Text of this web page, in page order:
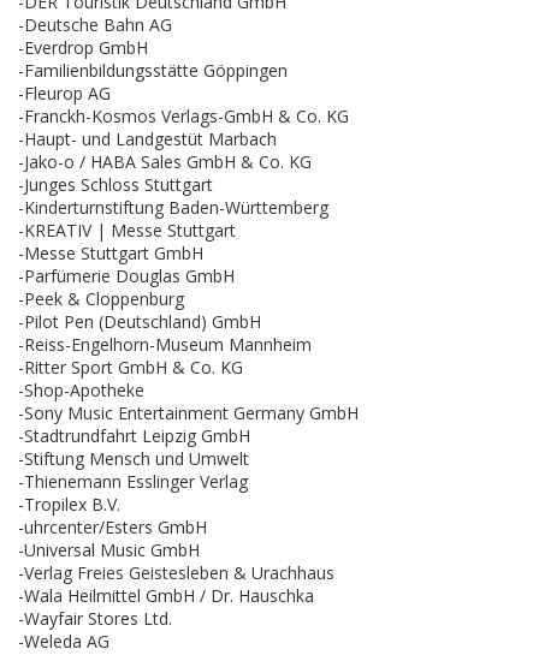
-Deutsche Bahn AG
-Everdrop GmbH
-Familienbildungsstätte Göppingen
-Fleurop AG
-Franckh-Kosmos Verlags-GmbH & Co. KG
-Haupt- und Landgestüt Marbach
-Jako-o / HABA Sales GmbH & Co. KG
-Junges Schloss Stuttgart
-Kinderturnstiftung Baden-Württemberg
-KREATIV | Messe Stuttgart
-Messe Stuttgart GmbH
-Parfümerie Douglas GmbH
-Peek & Cloppenburg
-Pilot Pen (Deutschland) GmbH
-Reiss-Engelhorn-Museum Mannheim
-Ritter Sport GmbH & Co. KG
-Shop-Apotheke
-Sony Music Entertainment Germany GmbH
-Stadtrundfahrt Leipzig GmbH
-Stiftung Mensch und Umwelt
-Thienemann Esslinger Verlag
-Tropilex B.V.
-uhrcenter/Esters GmbH
-Universal Music GmbH
-Verlag Freies Geistesleben & Urachhaus
-Wala Heilmittel GmbH / Dr. Hauschka
-Wayfair Stores Ltd.
-Weleda AG